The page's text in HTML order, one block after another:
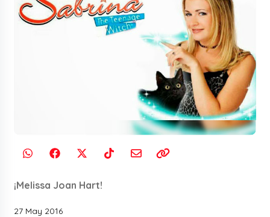
¡Melissa Joan Hart!
27 May 2016